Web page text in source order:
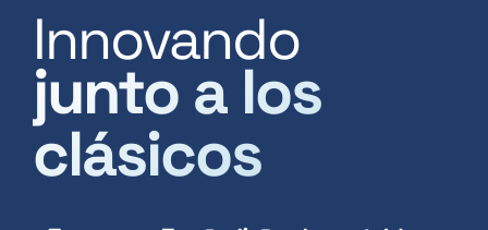
Innovando
junto a los
clásicos